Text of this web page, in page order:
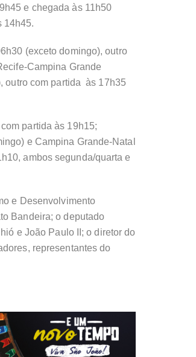
e chegada às 11h50
14h45.
(exceto domingo), outro
Campina Grande
outro com partida às 17h35
partida às 19h15;
e Campina Grande-Natal
ambos segunda/quarta e
e Desenvolvimento
Bandeira; o deputado
e João Paulo II; o diretor do
representantes do